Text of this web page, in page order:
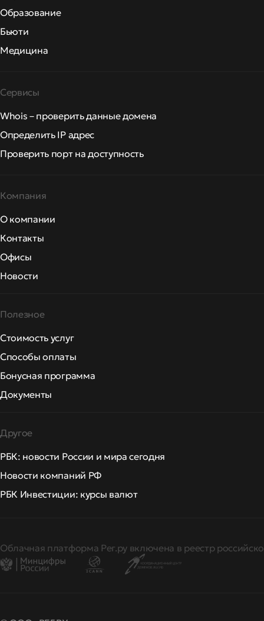
Образование
Бьюти
Медицина
Сервисы
Whois – проверить данные домена
Определить IP адрес
Проверить порт на доступность
Компания
О компании
Контакты
Офисы
Новости
Полезное
Стоимость услуг
Способы оплаты
Бонусная программа
Документы
Другое
РБК: новости России и мира сегодня
Новости компаний РФ
РБК Инвестиции: курсы валют
Облачная платформа Рег.ру включена в реестр